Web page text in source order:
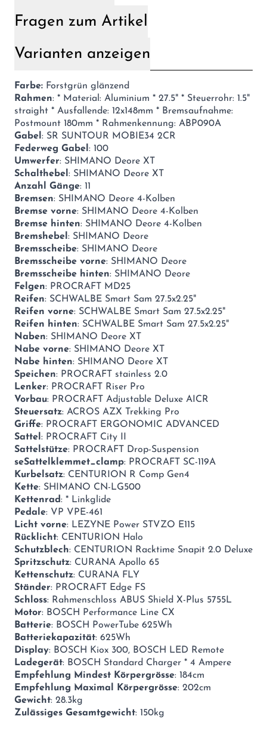
Fragen zum Artikel
Varianten anzeigen
Farbe: Forstgrün glänzend
Rahmen: * Material: Aluminium * 27.5" * Steuerrohr: 1.5"
straight * Ausfallende: 12x148mm * Bremsaufnahme:
Postmount 180mm * Rahmenkennung: ABP090A
Gabel: SR SUNTOUR MOBIE34 2CR
Federweg Gabel: 100
Umwerfer: SHIMANO Deore XT
Schalthebel: SHIMANO Deore XT
Anzahl Gänge: 11
Bremsen: SHIMANO Deore 4-Kolben
Bremse vorne: SHIMANO Deore 4-Kolben
Bremse hinten: SHIMANO Deore 4-Kolben
Bremshebel: SHIMANO Deore
Bremsscheibe: SHIMANO Deore
Bremsscheibe vorne: SHIMANO Deore
Bremsscheibe hinten: SHIMANO Deore
Felgen: PROCRAFT MD25
Reifen: SCHWALBE Smart Sam 27.5x2.25"
Reifen vorne: SCHWALBE Smart Sam 27.5x2.25"
Reifen hinten: SCHWALBE Smart Sam 27.5x2.25"
Naben: SHIMANO Deore XT
Nabe vorne: SHIMANO Deore XT
Nabe hinten: SHIMANO Deore XT
Speichen: PROCRAFT stainless 2.0
Lenker: PROCRAFT Riser Pro
Vorbau: PROCRAFT Adjustable Deluxe AICR
Steuersatz: ACROS AZX Trekking Pro
Griffe: PROCRAFT ERGONOMIC ADVANCED
Sattel: PROCRAFT City II
Sattelstütze: PROCRAFT Drop-Suspension
seSattelklemmet_clamp: PROCRAFT SC-119A
Kurbelsatz: CENTURION R Comp Gen4
Kette: SHIMANO CN-LG500
Kettenrad: * Linkglide
Pedale: VP VPE-461
Licht vorne: LEZYNE Power STVZO E115
Rücklicht: CENTURION Halo
Schutzblech: CENTURION Racktime Snapit 2.0 Deluxe
Spritzschutz: CURANA Apollo 65
Kettenschutz: CURANA FLY
Ständer: PROCRAFT Edge FS
Schloss: Rahmenschloss ABUS Shield X-Plus 5755L
Motor: BOSCH Performance Line CX
Batterie: BOSCH PowerTube 625Wh
Batteriekapazität: 625Wh
Display: BOSCH Kiox 300, BOSCH LED Remote
Ladegerät: BOSCH Standard Charger * 4 Ampere
Empfehlung Mindest Körpergrösse: 184cm
Empfehlung Maximal Körpergrösse: 202cm
Gewicht: 28.3kg
Zulässiges Gesamtgewicht: 150kg